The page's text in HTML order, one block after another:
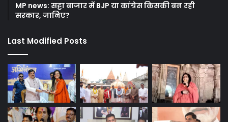
MP news: सट्टा बाजार में BJP या कांग्रेस किसकी बन रही
सरकार, जानिए?
Last Modified Posts